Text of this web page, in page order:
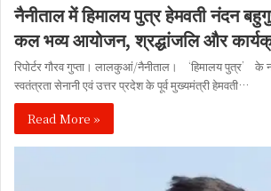
नैनीताल में हिमालय पुत्र हेमवती नंदन
कल भव्य आयोजन, श्रद्धांजलि और
रिपोर्टर गौरव गुप्ता। लालकुआं/नैनीताल। ‘हिमालय पुत्र’ के
स्वतंत्रता सेनानी एवं उत्तर प्रदेश के पूर्व मुख्यमंत्री हेमवती…
Read More »